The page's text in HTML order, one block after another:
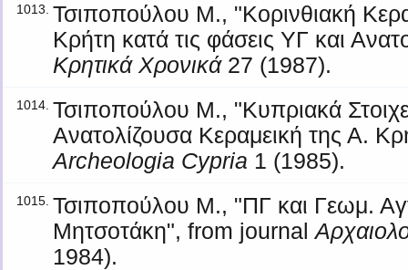
1013. Τσιποπούλου Μ., "Κορινθιακή
Κρήτη κατά τις φάσεις ΥΓ και
Κρητικά Χρονικά27 (1987).
1014. Τσιποπούλου Μ., "Κυπριακά
Ανατολίζουσα Κεραμεική της Α.
Archeologia Cypria 1 (1985).
1015. Τσιποπούλου Μ., "ΠΓ και Γεωμ.
Μητσοτάκη", from journal
1984).